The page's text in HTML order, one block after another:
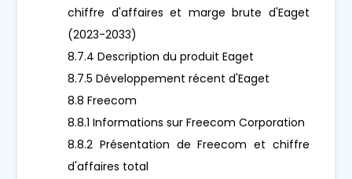
chiffre d'affaires et marge brute d'Eaget
(2023-2033)
8.7.4 Description du produit Eaget
8.7.5 Développement récent d'Eaget
8.8 Freecom
8.8.1 Informations sur Freecom Corporation
8.8.2 Présentation de Freecom et chiffre
d'affaires total